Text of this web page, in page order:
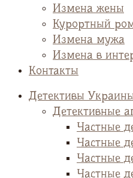
Измена жены
Курортный
Измена мужа
Измена в
Контакты
Детективы
Детективные
Частные
Частные
Частные
Частные